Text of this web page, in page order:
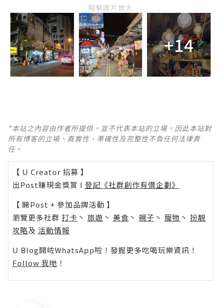
點擊圖片放大
+14
*本站之內容由作者所提供，並不代表本站的立場。因此本站對
所有博客的立場、真實性、準確性及完整性不負任何法律責
任。
【 U Creator 招募 】
出Post賺現金獎賞 l 登記《社群創作有價企劃》
【 睇Post + 參加品牌活動 】
瀏覽更多社群 打卡 丶 旅遊 丶 美食 丶 親子 丶 寵物 丶 扮靚
攻略及 活動情報
U Blog開咗WhatsApp啦！發掘更多吃喝玩樂資訊！
Follow 我哋 ！